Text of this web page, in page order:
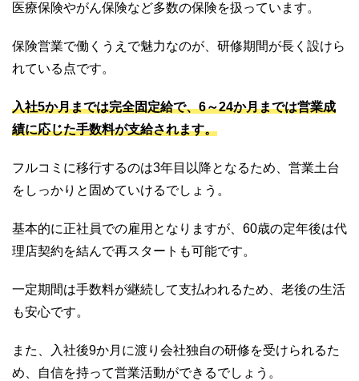
医療保険やがん保険など多数の保険を扱っています。
保険営業で働くうえで魅力なのが、研修期間が長く設けら
れている点です。
入社5か月までは完全固定給で、6～24か月までは営業成
績に応じた手数料が支給されます。
フルコミに移行するのは3年目以降となるため、営業土台
をしっかりと固めていけるでしょう。
基本的に正社員での雇用となりますが、60歳の定年後は代
理店契約を結んで再スタートも可能です。
一定期間は手数料が継続して支払われるため、老後の生活
も安心です。
また、入社後9か月に渡り会社独自の研修を受けられるた
め、自信を持って営業活動ができるでしょう。